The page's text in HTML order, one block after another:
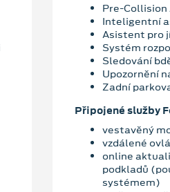
Pre-Collision
Inteligentní
Asistent pro
Systém
Sledování
Upozornění
Zadní
Připojené služby
vestavěný
vzdálené
online
podkladů
systémem)